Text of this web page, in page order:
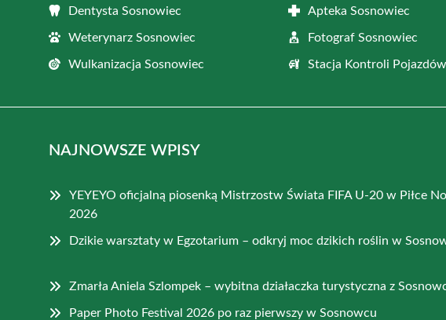
Dentysta Sosnowiec Apteka Sosnowiec
Weterynarz Sosnowiec Fotograf Sosnowiec
Wulkanizacja Sosnowiec Stacja Kontroli
NAJNOWSZE WPISY
YEYEYO oficjalną piosenką Mistrzostw Świata FIFA U-20 w Piłce
2026
Dzikie warsztaty w Egzotarium – odkryj moc dzikich roślin w
Zmarła Aniela Szlompek – wybitna działaczka turystyczna z
Paper Photo Festival 2026 po raz pierwszy w Sosnowcu